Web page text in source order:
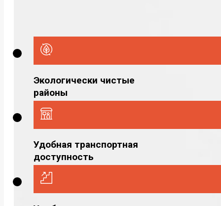
Экологически чистые
районы
Удобная транспортная
доступность